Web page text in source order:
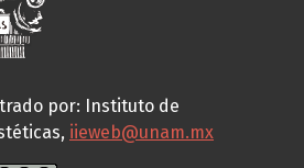
por: Instituto de
iieweb@unam.mx